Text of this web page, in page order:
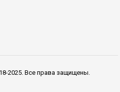
2025. Все права защищены.